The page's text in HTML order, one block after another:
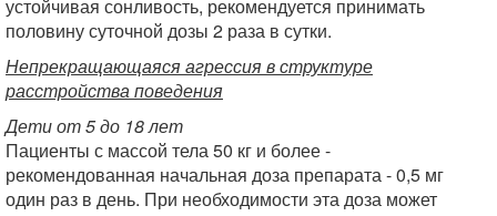
устойчивая сонливость, рекомендуется принимать
половину суточной дозы 2 раза в сутки.
Непрекращающаяся агрессия в структуре
расстройства поведения
Дети от 5 до 18 лет
Пациенты с массой тела 50 кг и более -
рекомендованная начальная доза препарата - 0,5 мг
один раз в день. При необходимости эта доза может